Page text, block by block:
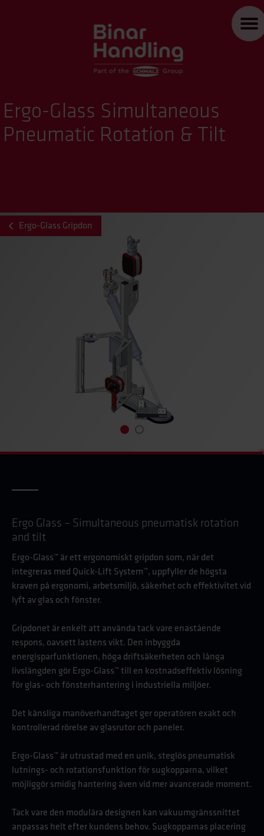
Ergo-Glass Simultaneous
Pneumatic Rotation & Tilt
Ergo-Glass Gripdon
Ergo Glass – Simultaneous pneumatisk rotation
and tilt
Ergo-Glass™ är ett ergonomiskt gripdon som, när det
integreras med Quick-Lift System™, uppfyller de högsta
kraven på ergonomi, arbetsmiljö, säkerhet och effektivitet vid
lyft av glas och fönster.
Gripdonet är enkelt att använda tack vare enastående
respons, oavsett lastens vikt. Den inbyggda
energisparfunktionen, höga driftsäkerheten och långa
livslängden gör Ergo-Glass™ till en kostnadseffektiv lösning
för glas- och fönsterhantering i industriella miljöer.
Det känsliga manöverhandtaget ger operatören exakt och
kontrollerad rörelse av glasrutor och paneler.
Ergo-Glass™ är utrustad med en unik, steglös pneumatisk
lutnings- och rotationsfunktion för sugkopparna, vilket
möjliggör smidig hantering även vid mer avancerade moment.
Tack vare den modulära designen kan vakuumgränssnittet
anpassas helt efter kundens behov. Sugkopparnas placering